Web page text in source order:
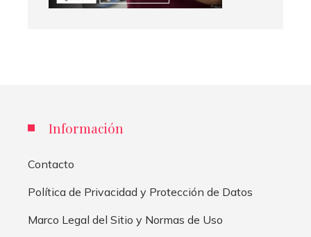
Información
Contacto
Política de Privacidad y Protección de Datos
Marco Legal del Sitio y Normas de Uso